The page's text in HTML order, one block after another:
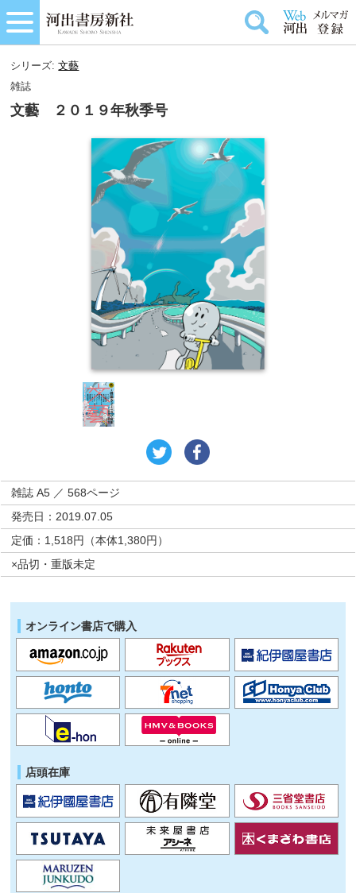
シリーズ:文藝
雑誌
文藝 ２０１９年秋季号
雑誌 A5 ／ 568ページ
発売日：2019.07.05
定価：1,518円（本体1,380円）
×品切・重版未定
オンライン書店で購入
店頭在庫